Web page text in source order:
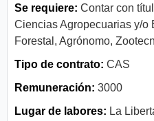
Se requiere: Contar con
Ciencias Agropecuarias y/o
Forestal, Agrónomo,
Tipo de contrato: CAS
Remuneración: 3000
Lugar de labores: La